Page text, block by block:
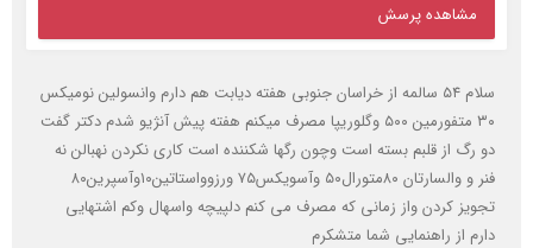
مشاهده پرسش
سلام ۵۴ سالمه از خراسان جنوبی هفته دیابت هم دارم وانسولین نومیکس
۳۰ متفورمین ۵۰۰ وگلوریپا مصرف میکنم هفته پیش آنژیو شدم دکتر گفت
دو رگ از قلبم بسته است وچون رگها شکننده است کاری نکردن نهبالن نه
فنر و والسارتان ۸۰متورال۵۰ وآسویکس۷۵ ورزوواستاتین۱۰وآسپرین۸۰
تجویز کردن واز زمانی که مصرف می کنم دلپیچه واسهال وکم اشتهایی
دارم از راهنمایی شما متشکرم